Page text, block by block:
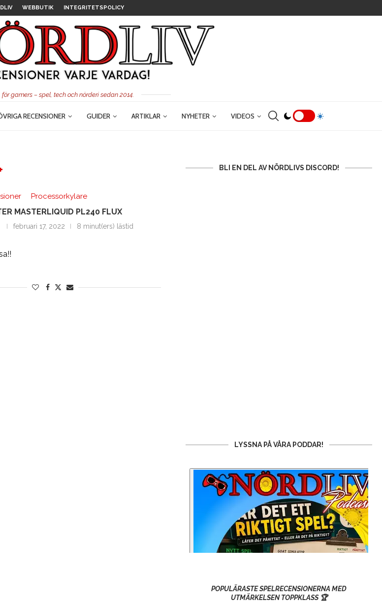
WEBBUTIK INTEGRITETSPOLICY
för gamers – spel, tech och nörderi sedan 2014.
RECENSIONER GUIDER ARTIKLAR NYHETER VIDEOS
Processorkylare
MASTERLIQUID PL240 FLUX
februari 17, 2022 8 minut(ers) lästid
BLI EN DEL AV NÖRDLIVS DISCORD!
LYSSNA PÅ VÅRA PODDAR!
POPULÄRASTE SPELRECENSIONERNA MED
UTMÄRKELSEN TOPPKLASS 🏆